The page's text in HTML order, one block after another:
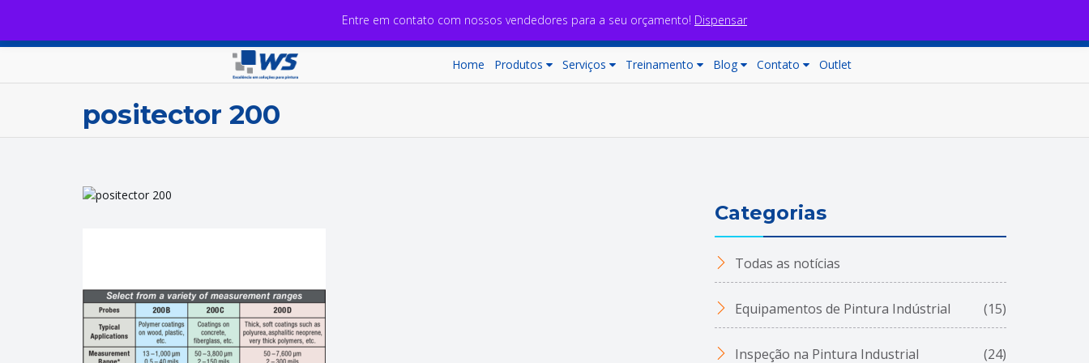
Home Produtos Serviços Treinamento Blog Contato Outlet
positector 200
Categorias
Todas as notícias
Equipamentos de Pintura Indústrial (15)
Inspeção na Pintura Industrial (24)
Entre em contato com nossos vendedores para a seu orçamento! Dispensar